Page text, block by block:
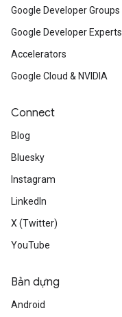
Google Developer Groups
Google Developer Experts
Accelerators
Google Cloud & NVIDIA
Connect
Blog
Bluesky
Instagram
LinkedIn
X (Twitter)
YouTube
Bản dựng
Android